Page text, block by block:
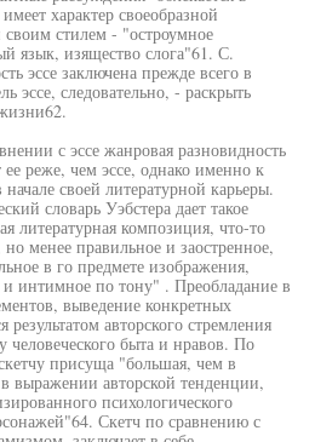
характер своеобразной
стилем - "остроумное
язык, изящество слога"61. С.
эссе заключена прежде всего в
эссе, следовательно, - раскрыть
с эссе жанровая разновидность
реже, чем эссе, однако именно к
своей литературной карьеры.
словарь Уэбстера дает такое
литературная композиция, что-то
менее правильное и заостренное,
в го предмете изображения,
и интимное по тону" . Преобладание в
выведение конкретных
результатом авторского стремления
человеческого быта и нравов. По
присуща "большая, чем в
выражении авторской тенденции,
психологического
Скетч по сравнению с